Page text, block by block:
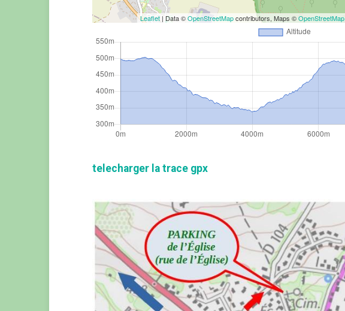
Leaflet | Data ©OpenStreetMapcontributors, Maps ©OpenStreetMap
telecharger la trace gpx